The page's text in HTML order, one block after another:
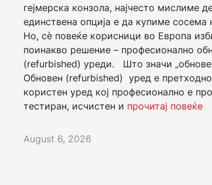
гејмерска конзола, најчесто мислиме
единствена опција е да купиме сосема
Но, сè повеќе корисници во Европа
поинакво решение – професионално
(refurbished) уреди. Што значи
Обновен (refurbished) уред е претходно
користен уред кој професионално е
тестиран, исчистен и прочитај повеќе
August 6, 2026